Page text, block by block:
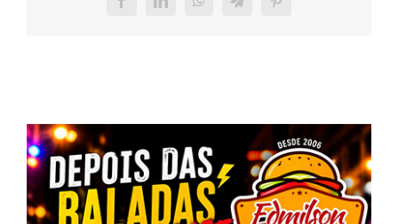
FacebookLinkedInWhatsAppTelegramPinterest